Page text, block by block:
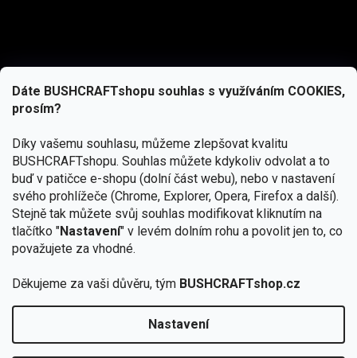
Dáte BUSHCRAFTshopu souhlas s využíváním COOKIES,
prosím?
Díky vašemu souhlasu, můžeme zlepšovat kvalitu
BUSHCRAFTshopu. Souhlas můžete kdykoliv odvolat a to
buď v patičce e-shopu (dolní část webu), nebo v nastavení
svého prohlížeče (Chrome, Explorer, Opera, Firefox a další).
Stejně tak můžete svůj souhlas modifikovat kliknutím na
tlačítko "Nastavení" v levém dolním rohu a povolit jen to, co
považujete za vhodné.
Děkujeme za vaši důvěru, tým BUSHCRAFTshop.cz
Nastavení
podmínkami ochrany osobních údajů
Copyright 2026BUSHCRAFTshop.cz. Všechna práva